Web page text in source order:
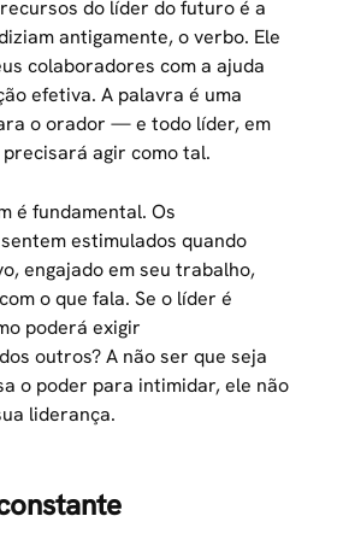
do líder do futuro é a
antigamente, o verbo. Ele
colaboradores com a ajuda
efetiva. A palavra é uma
o orador — e todo líder, em
agir como tal.
é fundamental. Os
estimulados quando
engajado em seu trabalho,
o que fala. Se o líder é
poderá exigir
outros? A não ser que seja
o poder para intimidar, ele não
liderança.